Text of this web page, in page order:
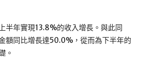
半年實現13.8%的收入增長。與此同
額同比增長達50.0%，從而為下半年的
。